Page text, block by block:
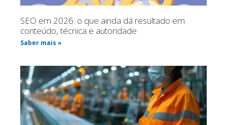
SEO em 2026: o que ainda dá resultado em
conteúdo, técnica e autoridade
Saber mais »